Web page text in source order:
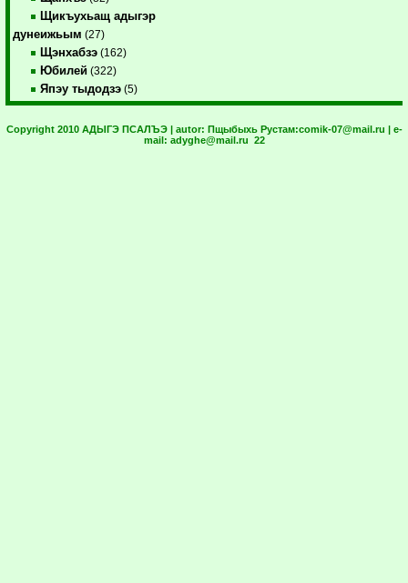
Щикъухьащ адыгэр
дунеижьым (27)
Щэнхабзэ (162)
Юбилей (322)
Япэу тыдодзэ (5)
Copyright 2010 АДЫГЭ ПСАЛЪЭ | autor: Пщыбыхь Рустам:comik-07@mail.ru | e-
mail: adyghe@mail.ru 22